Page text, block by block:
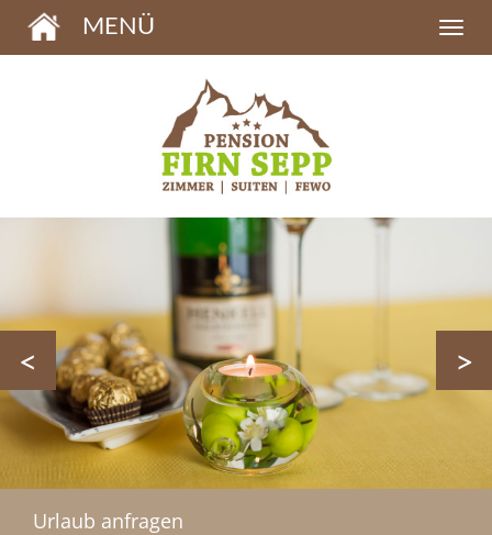
MENÜ
< >
Urlaub anfragen